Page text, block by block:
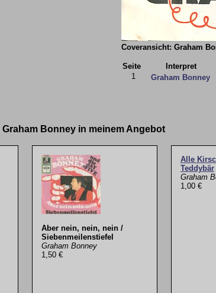
Coveransicht: Graham
Seite Interpret
1
Graham Bonney
Bonney in meinem Angebot
Aber nein, nein, nein /
Siebenmeilenstiefel
Graham Bonney
1,50 €
Alle
Teddybär
Graham
1,00 €